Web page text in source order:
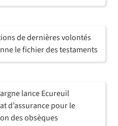
de dernières volontés
le fichier des testaments
lance Ecureuil
d’assurance pour le
des obsèques